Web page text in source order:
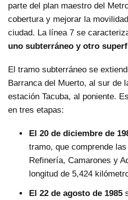
parte del plan maestro del
cobertura y mejorar la
ciudad. La línea 7 se
uno subterráneo y otro
El tramo subterráneo se
Barranca del Muerto, al sur de
estación Tacuba, al poniente.
en tres etapas:
El 20 de diciembre de
tramo, que comprende
Refinería, Camarones y
longitud de 5,424
El 22 de agosto de 1985